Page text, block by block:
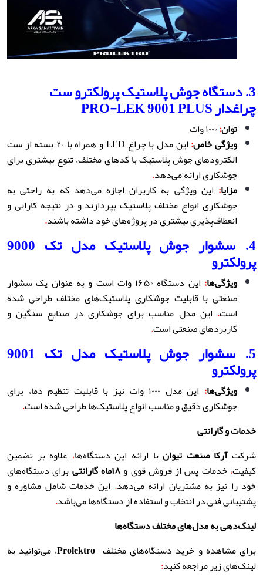
3. دستگاه جوش پلاستیک پرولکترو ست
چراغدار PRO-LEK 9001 PLUS
توان:
ویژگی خاص:
این مدل با چراغ LED و همراه با ۲۰ بسته از ست
الکترودهای جوش پلاستیک با کدهای مختلف، تنوع بیشتری برای
جوشکاری ارائه می‌دهد.
مزایا: این ویژگی به کاربران اجازه می‌دهد که به راحتی به
جوشکاری انواع مختلف پلاستیک بپردازند و در نتیجه کارایی و
انعطاف‌پذیری بیشتری در پروژه‌های خود داشته باشند.
4. سشوار جوش پلاستیک مدل تک 9000
پرولکترو
ویژگی‌ها:
این دستگاه ۱۶۵۰ وات است و به عنوان یک سشوار
صنعتی با قابلیت جوشکاری پلاستیک‌های مختلف طراحی شده
است. این مدل مناسب برای جوشکاری در صنایع سنگین و
کاربردهای صنعتی است.
5. سشوار جوش پلاستیک مدل تک 9001
پرولکترو
ویژگی‌ها:
این مدل ۱۰۰۰ وات نیز با قابلیت تنظیم دما، برای
جوشکاری دقیق و مناسب انواع پلاستیک‌ها طراحی شده است.
خدمات و گارانتی
شرکتآرکا صنعت تیوانبا ارائه این دستگاه‌ها، علاوه بر تضمین
کیفیت،خدمات پس از فروش قوی و۱۸ماه گارانتیبرای دستگاه‌های
خود را نیز به مشتریان ارائه می‌دهد. این خدمات شامل مشاوره و
پشتیبانی فنی در انتخاب و استفاده از دستگاه‌ها می‌باشد.
لینک‌دهی به مدل‌های مختلف دستگاه‌ها
برای مشاهده و خرید دستگاه‌های مختلف Prolektro، می‌توانید به
لینک‌های زیر مراجعه کنید: